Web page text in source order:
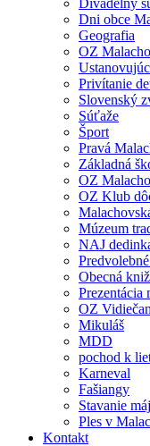
Divadelný
Dni obce
Geografia
OZ
Privítanie
Slovenský
Súťaže
Šport
Pravá
Základná
OZ
OZ Klub
Múzeum
NAJ
Obecná
Prezentácia
OZ
Mikuláš
MDD
pochod k
Karneval
Fašiangy
Stavanie
Ples v
Kontakt